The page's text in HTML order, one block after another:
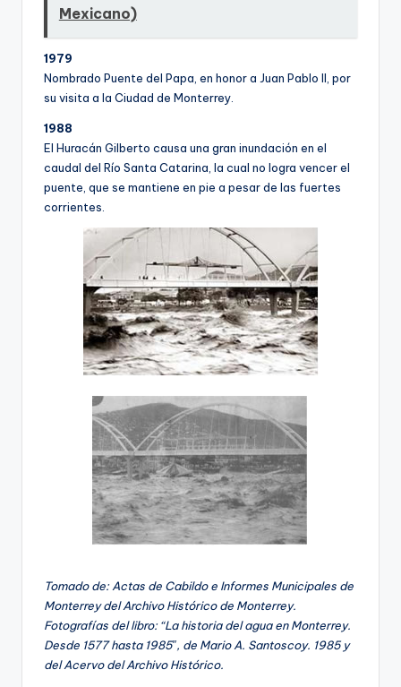
Mexicano)
1979
Nombrado Puente del Papa, en honor a Juan Pablo II, por
su visita a la Ciudad de Monterrey.
1988
El Huracán Gilberto causa una gran inundación en el
caudal del Rí­o Santa Catarina, la cual no logra vencer el
puente, que se mantiene en pie a pesar de las fuertes
corrientes.
Tomado de: Actas de Cabildo e Informes Municipales de
Monterrey del Archivo Histórico de Monterrey.
Fotografí­as del libro: “La historia del agua en Monterrey.
Desde 1577 hasta 1985″, de Mario A. Santoscoy. 1985 y
del Acervo del Archivo Histórico.